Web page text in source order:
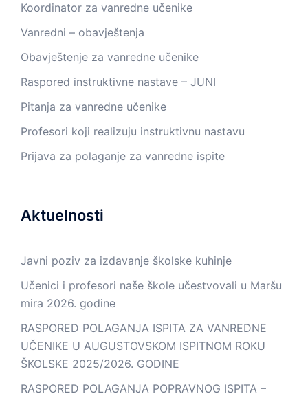
Koordinator za vanredne učenike
Vanredni – obavještenja
Obavještenje za vanredne učenike
Raspored instruktivne nastave – JUNI
Pitanja za vanredne učenike
Profesori koji realizuju instruktivnu nastavu
Prijava za polaganje za vanredne ispite
Aktuelnosti
Javni poziv za izdavanje školske kuhinje
Učenici i profesori naše škole učestvovali u Maršu
mira 2026. godine
RASPORED POLAGANJA ISPITA ZA VANREDNE
UČENIKE U AUGUSTOVSKOM ISPITNOM ROKU
ŠKOLSKE 2025/2026. GODINE
RASPORED POLAGANJA POPRAVNOG ISPITA –